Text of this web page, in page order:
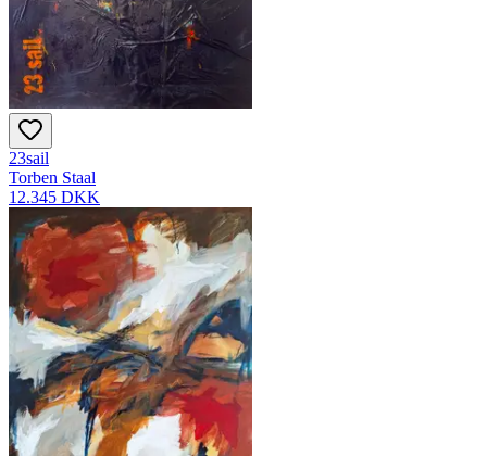
23sail
Torben Staal
12.345 DKK